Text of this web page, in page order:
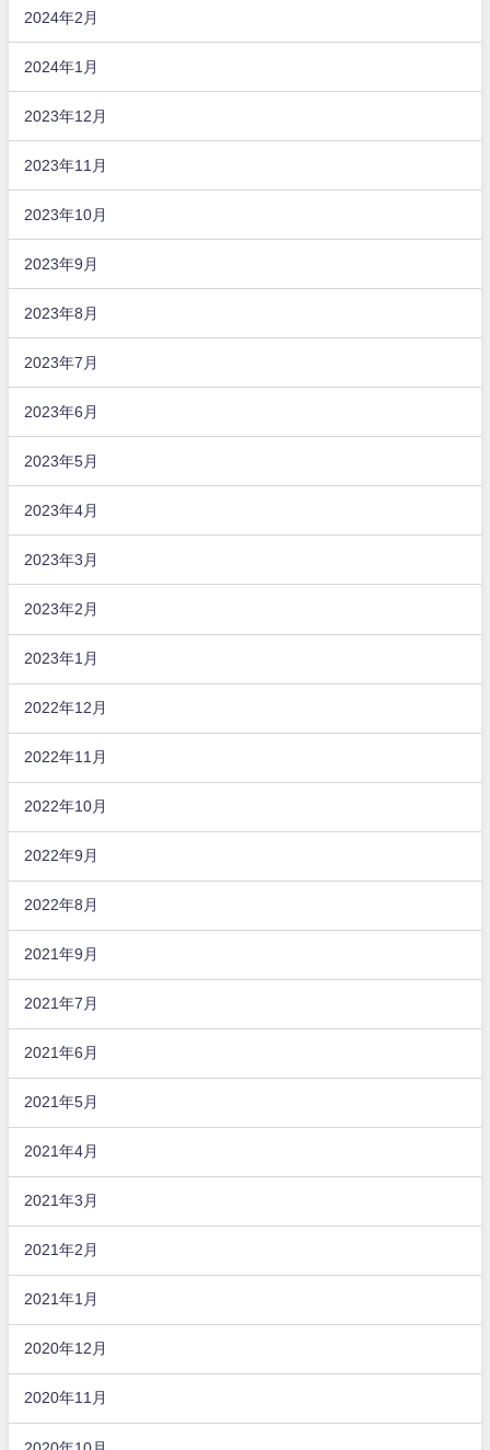
2024年2月
2024年1月
2023年12月
2023年11月
2023年10月
2023年9月
2023年8月
2023年7月
2023年6月
2023年5月
2023年4月
2023年3月
2023年2月
2023年1月
2022年12月
2022年11月
2022年10月
2022年9月
2022年8月
2021年9月
2021年7月
2021年6月
2021年5月
2021年4月
2021年3月
2021年2月
2021年1月
2020年12月
2020年11月